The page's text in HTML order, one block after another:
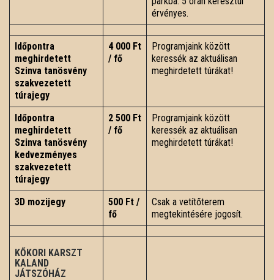
érvényes.
Időpontra
meghirdetett
Szinva tanösvény
szakvezetett
túrajegy
4 000 Ft
/ fő
Programjaink között
keressék az aktuálisan
meghirdetett túrákat!
Időpontra
meghirdetett
Szinva tanösvény
kedvezményes
szakvezetett
túrajegy
2 500 Ft
/ fő
Programjaink között
keressék az aktuálisan
meghirdetett túrákat!
3D mozijegy
500 Ft /
fő
Csak a vetítőterem
megtekintésére jogosít.
KŐKORI KARSZT
KALAND
JÁTSZÓHÁZ